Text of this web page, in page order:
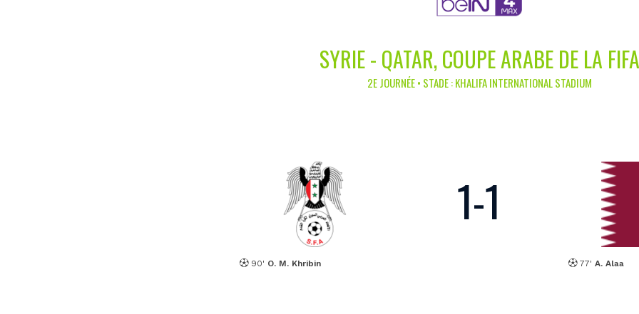
SYRIE - QATAR, COUPE ARABE DE LA FIFA
2E JOURNÉE • STADE : KHALIFA INTERNATIONAL STADIUM
90' O. M. Khribin
1-1
77'A. Alaa